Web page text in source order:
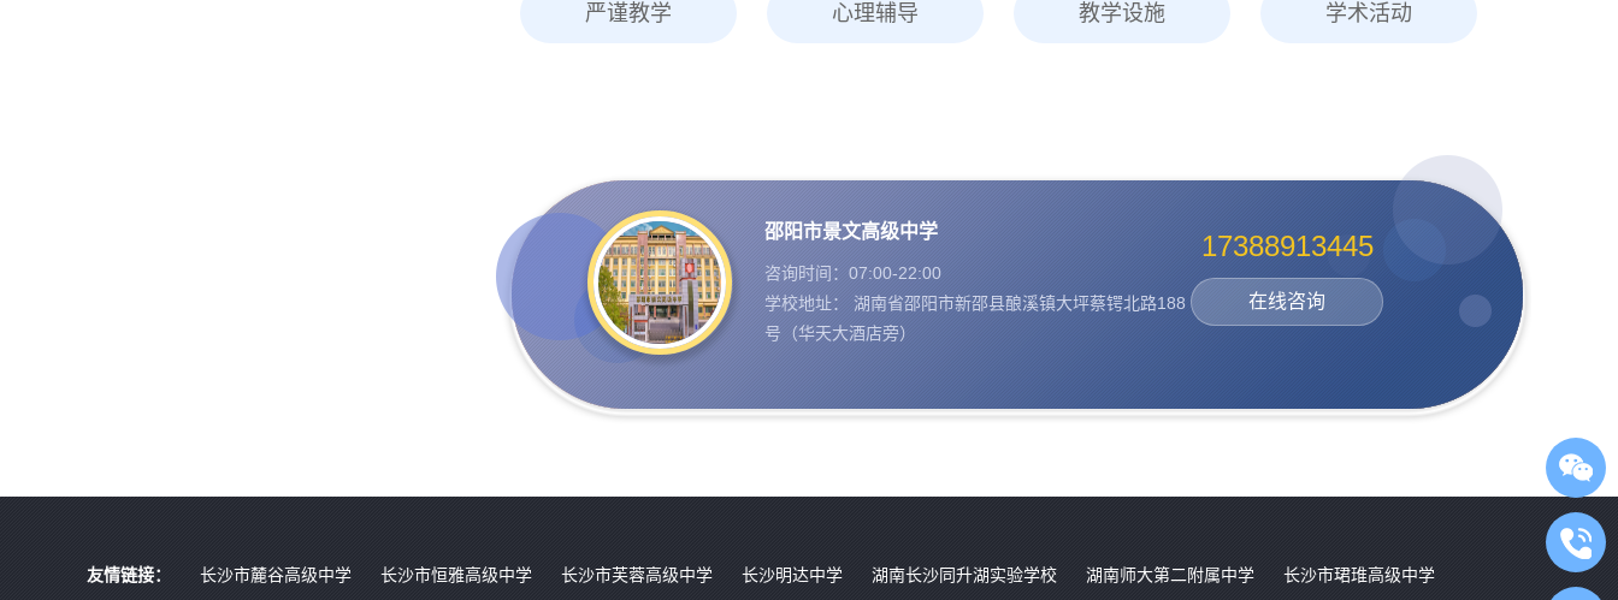
严谨教学 心理辅导 教学设施 学术活动
邵阳市景文高级中学
咨询时间：07:00-22:00
学校地址： 湖南省邵阳市新邵县酿溪镇大坪蔡锷北路188
号（华天大酒店旁）
17388913445
在线咨询
友情链接： 长沙市麓谷高级中学 长沙市恒雅高级中学 长沙市芙蓉高级中学 长沙明达中学 湖南长沙同升湖实验学校 湖南师大第二附属中学 长沙市珺琟高级中学